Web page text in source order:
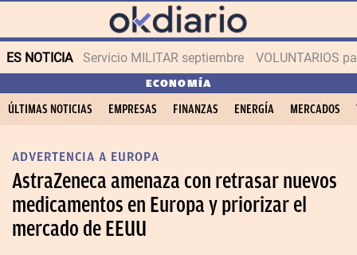
ES NOTICIA Servicio MILITAR septiembre VOLUNTARIOS
ECONOMÍA
ÚLTIMAS NOTICIAS EMPRESAS FINANZAS ENERGÍA MERCADOS
ADVERTENCIA A EUROPA
AstraZeneca amenaza con retrasar nuevos
medicamentos en Europa y priorizar el
mercado de EEUU